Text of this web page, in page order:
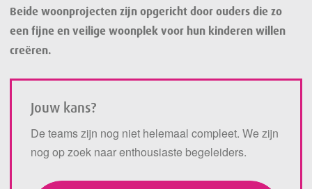
Beide woonprojecten zijn opgericht door ouders die zo
een fijne en veilige woonplek voor hun kinderen willen
creëren.
Jouw kans?
De teams zijn nog niet helemaal compleet. We zijn
nog op zoek naar enthousiaste begeleiders.